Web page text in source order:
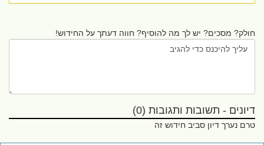
חולק? מסכים? יש לך מה להוסיף? חווה דעתך על החידוש!
דיונים - תשובות ותגובות (0)
טרם נערך דיון סביב חידוש זה